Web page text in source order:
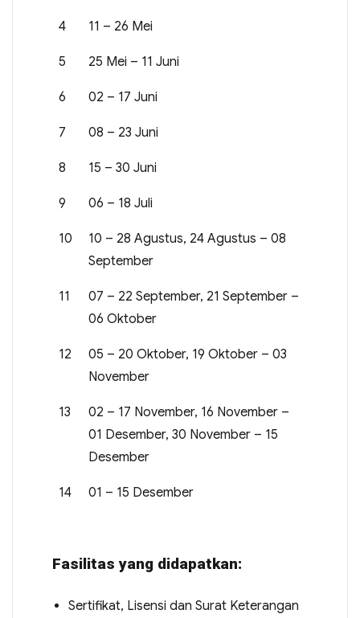
4 11 – 26 Mei
5 25 Mei – 11 Juni
6 02 – 17 Juni
7 08 – 23 Juni
8 15 – 30 Juni
9 06 – 18 Juli
10
10 – 28 Agustus, 24 Agustus – 08
September
11
07 – 22 September, 21 September –
06 Oktober
12
05 – 20 Oktober, 19 Oktober – 03
November
13
02 – 17 November, 16 November –
01 Desember, 30 November – 15
Desember
14 01 – 15 Desember
Fasilitas yang didapatkan:
Sertifikat, Lisensi dan Surat Keterangan